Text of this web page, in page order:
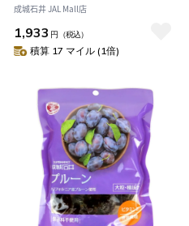
成城石井 JAL Mall店
1,933 円 （税込）
積算 17 マイル (1倍)